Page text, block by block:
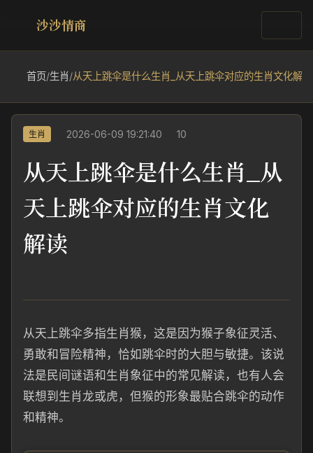
沙沙情商
首页/生肖/从天上跳伞是什么生肖_从天上跳伞对应的生肖文化解读
生肖 2026-06-09 19:21:40 10
从天上跳伞是什么生肖_从
天上跳伞对应的生肖文化
解读
从天上跳伞多指生肖猴，这是因为猴子象征灵活、
勇敢和冒险精神，恰如跳伞时的大胆与敏捷。该说
法是民间谜语和生肖象征中的常见解读，也有人会
联想到生肖龙或虎，但猴的形象最贴合跳伞的动作
和精神。